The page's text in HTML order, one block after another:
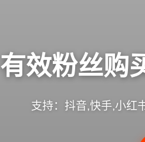
有效粉丝购
支持：抖音,快手,小红